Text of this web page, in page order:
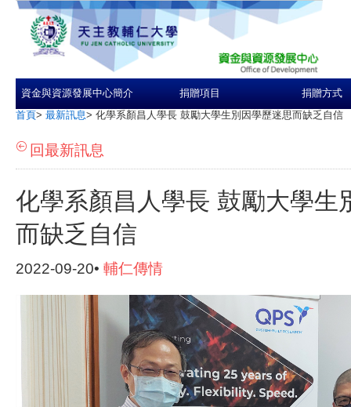
資金與資源發展中心簡介 捐贈項目 捐贈方式
首頁> 最新訊息> 化學系顏昌人學長 鼓勵大學生別因學歷迷思而缺乏自信
回最新訊息
化學系顏昌人學長 鼓勵大學生
而缺乏自信
2022-09-20• 輔仁傳情